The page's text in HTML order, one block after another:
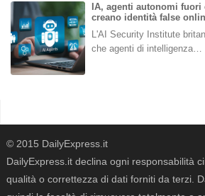
IA, agenti autonomi
creano identità false
L'AI Security Institute
che agenti di intelligenza…
© 2015 DailyExpress.it
DailyExpress.it declina ogni responsabilità
qualità o correttezza di dati forniti da terzi.